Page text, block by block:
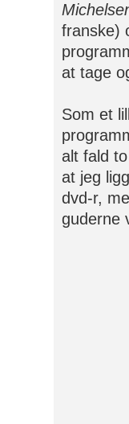
franske)
at tage
Som et
alt fald
at jeg
dvd-r,
guderne